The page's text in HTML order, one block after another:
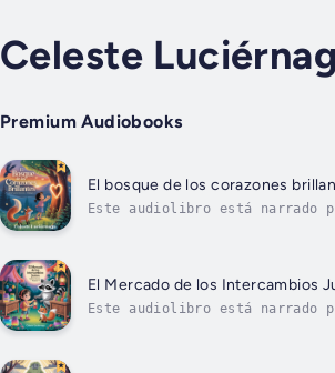
Celeste
Premium Audiobooks
El bosque de los corazones
Este audiolibro está narrado
El Mercado de los Intercambios
Este audiolibro está narrado